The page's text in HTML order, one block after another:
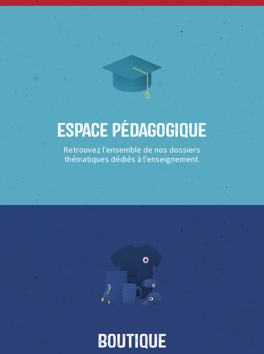
Espace Pédagogique
Retrouvez l’ensemble de nos dossiers
thématiques dédiés à l’enseignement.
Boutique